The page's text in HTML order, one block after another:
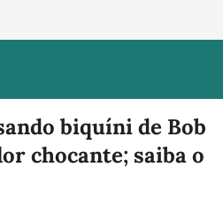
biquíni de Bob
chocante; saiba o